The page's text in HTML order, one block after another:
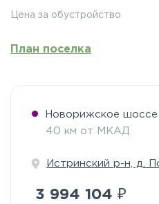
Цена за обустройство
План поселка
Новорижское шоссе
40 км от МКАД
Истринский р-н, д.
3 994 104 ₽